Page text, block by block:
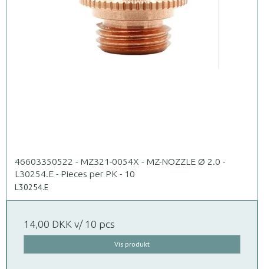
46603350522 - MZ321-0054X - MZ-NOZZLE Ø 2.0 -
L30254.E - Pieces per PK - 10
L30254.E
14,00 DKK v/ 10 pcs
Vis produkt